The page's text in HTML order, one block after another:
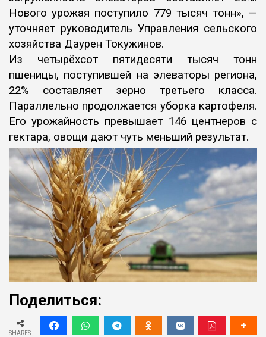
Нового урожая поступило 779 тысяч тонн», —
уточняет руководитель Управления сельского
хозяйства Даурен Токужинов.
Из четырёхсот пятидесяти тысяч тонн
пшеницы, поступившей на элеваторы региона,
22% составляет зерно третьего класса.
Параллельно продолжается уборка картофеля.
Его урожайность превышает 146 центнеров с
гектара, овощи дают чуть меньший результат.
Поделиться:
SHARES